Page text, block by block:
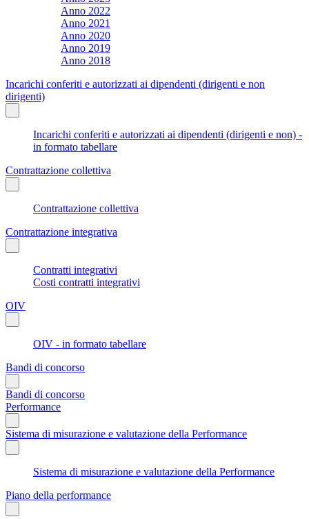
Anno 2022
Anno 2021
Anno 2020
Anno 2019
Anno 2018
Incarichi conferiti e autorizzati ai dipendenti (dirigenti e non
dirigenti)
Incarichi conferiti e autorizzati ai dipendenti (dirigenti e non) -
in formato tabellare
Contrattazione collettiva
Contrattazione collettiva
Contrattazione integrativa
Contratti integrativi
Costi contratti integrativi
OIV
OIV - in formato tabellare
Bandi di concorso
Bandi di concorso
Performance
Sistema di misurazione e valutazione della Performance
Sistema di misurazione e valutazione della Performance
Piano della performance